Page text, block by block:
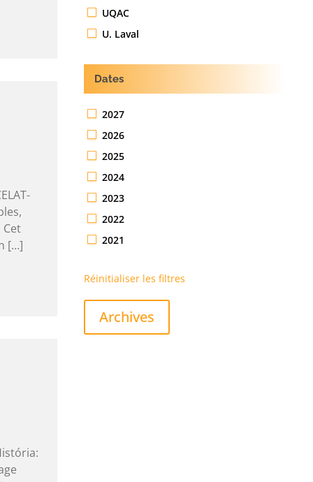
[…]
UQAC
U. Laval
Dates
2027
2026
2025
2024
2023
2022
2021
Réinitialiser les filtres
Archives